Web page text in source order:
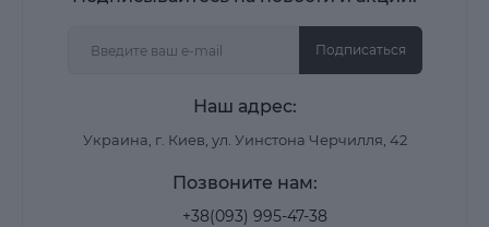
Подписаться
Наш адрес:
Украина, г. Киев, ул. Уинстона Черчилля, 42
Позвоните нам:
+38(093) 995-47-38